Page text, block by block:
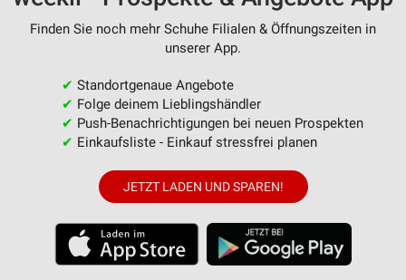
Finden Sie noch mehr Schuhe Filialen & Öffnungszeiten in
unserer App.
✔ Standortgenaue Angebote
✔ Folge deinem Lieblingshändler
✔ Push-Benachrichtigungen bei neuen Prospekten
✔ Einkaufsliste - Einkauf stressfrei planen
JETZT LADEN UND SPAREN!